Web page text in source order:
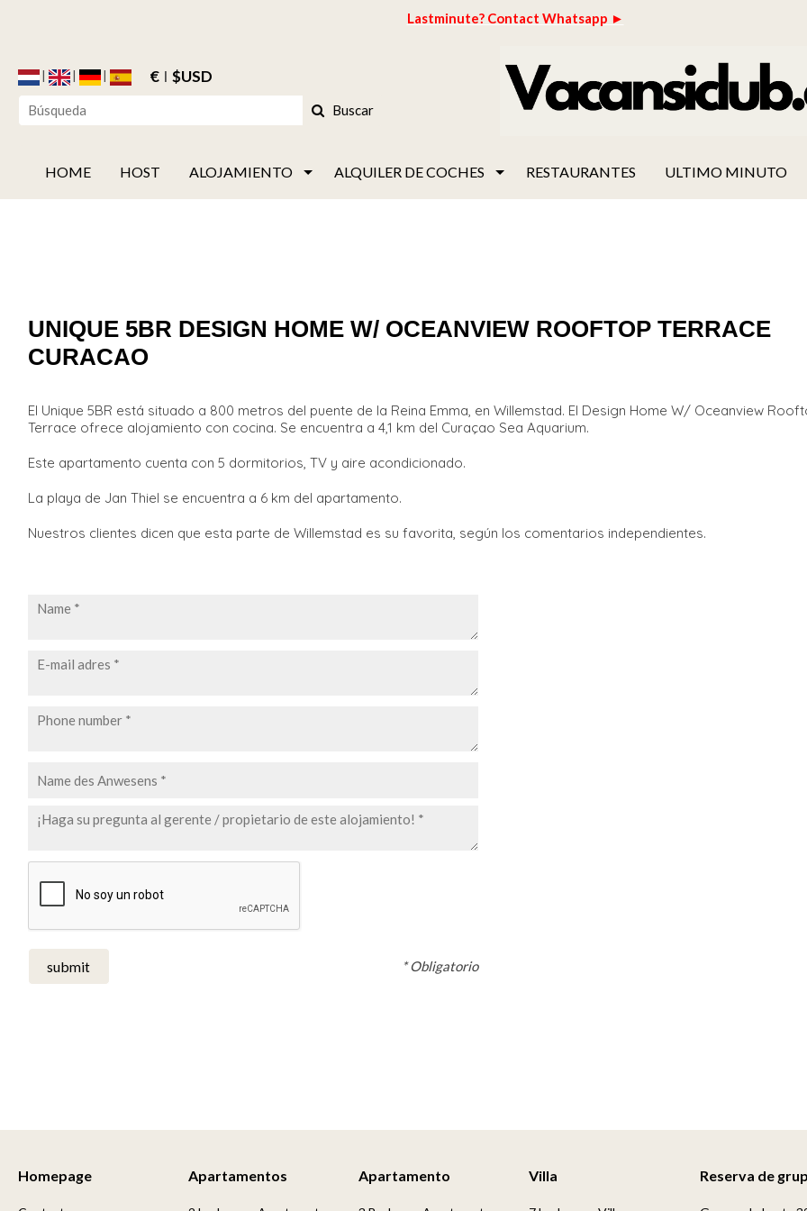
Lastminute? Contact Whatsapp ►
€ $USD
Buscar
HOME HOST ALOJAMIENTO ALQUILER DE COCHES RESTAURANTES ULTIMO MINUTO
UNIQUE 5BR DESIGN HOME W/ OCEANVIEW ROOFTOP TERRACE
CURACAO
El Unique 5BR está situado a 800 metros del puente de la Reina Emma, en Willemstad. El Design Home W/ Oceanview
Terrace ofrece alojamiento con cocina. Se encuentra a 4,1 km del Curaçao Sea Aquarium.
Este apartamento cuenta con 5 dormitorios, TV y aire acondicionado.
La playa de Jan Thiel se encuentra a 6 km del apartamento.
Nuestros clientes dicen que esta parte de Willemstad es su favorita, según los comentarios independientes.
submit * Obligatorio
Homepage Apartamentos Apartamento Villa Reserva de